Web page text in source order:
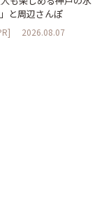
と周辺さんぽ
2026.08.07